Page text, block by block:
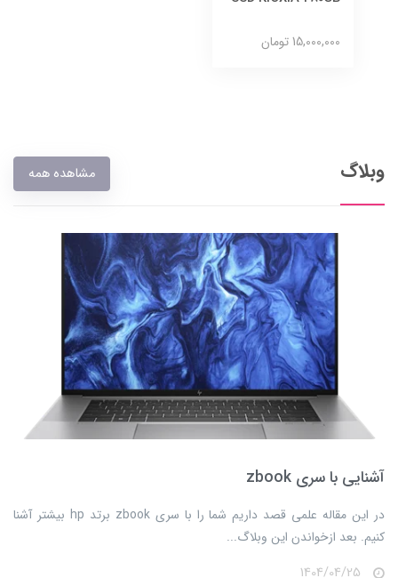
15,000,000 تومان
وبلاگ مشاهده همه
آشنایی با سری zbook
​​​​در این مقاله علمی قصد داریم شما را با سری zbook برتد hp بیشتر آشنا
کنیم. بعد ازخواندن این وبلاگ...